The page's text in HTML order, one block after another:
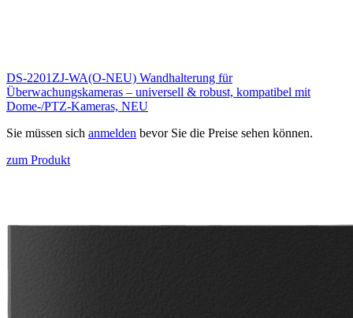
DS-2201ZJ-WA(O-NEU) Wandhalterung für
Überwachungskameras – universell & robust, kompatibel mit
Dome-/PTZ-Kameras, NEU
Sie müssen sich anmelden bevor Sie die Preise sehen können.
zum Produkt